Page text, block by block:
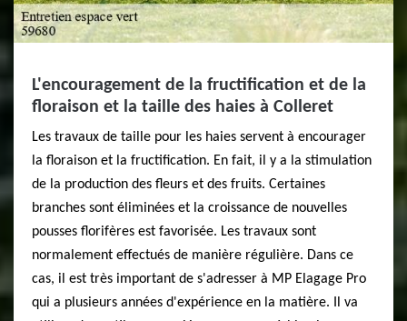
L'encouragement de la fructification et de la
floraison et la taille des haies à Colleret
Les travaux de taille pour les haies servent à encourager
la floraison et la fructification. En fait, il y a la stimulation
de la production des fleurs et des fruits. Certaines
branches sont éliminées et la croissance de nouvelles
pousses florifères est favorisée. Les travaux sont
normalement effectués de manière régulière. Dans ce
cas, il est très important de s'adresser à MP Elagage Pro
qui a plusieurs années d'expérience en la matière. Il va